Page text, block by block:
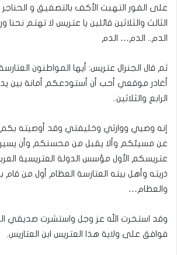
على الفور التهبت الأكف بالتصفيق و
الثالث والثلاثين قائلين يا عتريس لا تهتم نحنا
الدم.. الدم… الدم
ثم قال الجنرال عتريس: أيها المواطنون
أغادر موقعي أحب أن أستودعكم أمانة بين
الرابع والثلاثين..
إنه وصيي ووارثي وخليفتي وقد أوصيته
عن مسيئكم وألا يقبل من محسنكم وأن
عتريسكم الأول مؤسس الدولة العتريسية
ذريته وأهل بيته العتارسة العظام أول من
والعظام…
وقد استخرت الله عز وجل واستشرت صديقي
فوافق على ولاية هذا العتريس ابن العتاريس.